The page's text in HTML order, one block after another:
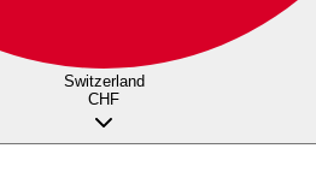
Switzerland
CHF